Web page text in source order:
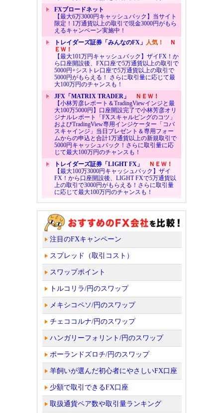
FXブロードネット
【最大6万3000円キャッシュバック】当サイト
限定！1万通貨以上の取引で現金3000円がもら
えるキャンペーン実施中！
トレイダーズ証券「みんなのFX」 人気！
Ｎ
ＥＷ！
【最大101万円キャッシュバック】ザイFX！か
ら口座開設後、FX口座で5万通貨以上の取引で
5000円+シストレ口座で5万通貨以上の取引で
5000円がもらえる！ さらに取引量に応じて最
大100万円のチャンスも！
JFX「MATRIX TRADER」
ＮＥＷ！
【小林芳彦レポート＆TradingViewインジと最
大100万5000円】口座開設完了で小林芳彦オリ
ジナルレポート「FXスキャルピングのコツ」
およびTradingView専用インジケーター「コバ
スキャインジ」当日プレゼント＆専用フォー
ムからの申込と合計1万通貨以上の新規取引で
5000円キャッシュバック！さらに取引量に応
じて最大100万円のチャンスも！
トレイダーズ証券「LIGHT FX」
ＮＥＷ！
【最大100万3000円キャッシュバック】ザイ
FX！から口座開設後、LIGHT FXで5万通貨以
上の取引で3000円がもらえる！さらに取引量
に応じて最大100万円のチャンスも！
注目のFXキャンペーン
スプレッド（取引コスト）
スワップポイント
トルコリラ/円のスワップ
メキシコペソ/円のスワップ
チェココルナ/円のスワップ
ハンガリーフォリント/円のスワップ
ポーランドズロチ/円のスワップ
羊飼いが選んだ初心者にやさしいFX口座
少額で取引できるFX口座
取扱通貨ペア数や取引量ランキング